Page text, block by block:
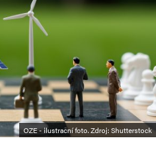
OZE - ilustrační foto. Zdroj: Shutterstock